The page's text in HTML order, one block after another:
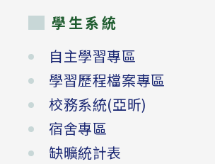
學生系統
自主學習專區
學習歷程檔案專區
校務系統(亞昕)
宿舍專區
缺曠統計表